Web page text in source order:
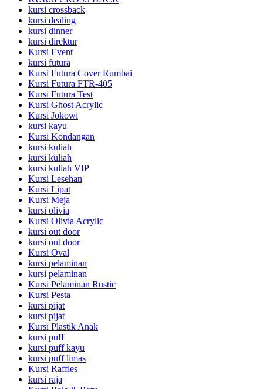
kursi crossback
kursi dealing
kursi dinner
kursi direktur
Kursi Event
kursi futura
Kursi Futura Cover Rumbai
Kursi Futura FTR-405
Kursi Futura Test
Kursi Ghost Acrylic
Kursi Jokowi
kursi kayu
Kursi Kondangan
kursi kuliah
kursi kuliah
kursi kuliah VIP
Kursi Lesehan
Kursi Lipat
Kursi Meja
kursi olivia
Kursi Olivia Acrylic
kursi out door
kursi out door
Kursi Oval
kursi pelaminan
kursi pelaminan
Kursi Pelaminan Rustic
Kursi Pesta
kursi pijat
kursi pijat
Kursi Plastik Anak
kursi puff
kursi puff kayu
kursi puff limas
Kursi Raffles
kursi raja